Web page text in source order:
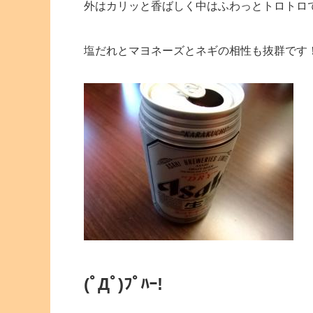
外はカリッと香ばしく中はふわっとトロトロ
塩だれとマヨネーズとネギの相性も抜群です！
(ﾟДﾟ)ﾌﾟﾊｰ!